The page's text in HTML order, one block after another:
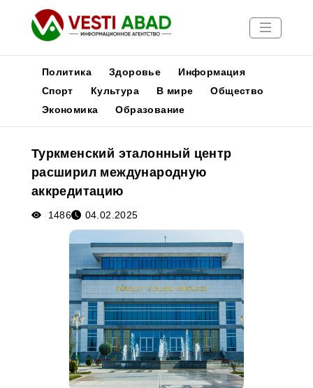
Новости
Медиа
Афиша
Политика Здоровье
Информация
Спорт
Культура В мире
Общество
Экономика
Образование
Туркменский эталонный центр
расширил международную
аккредитацию
1486 04.02.2025